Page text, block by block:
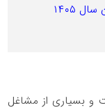
۱۴۰۵
و بسیاری از مشاغل